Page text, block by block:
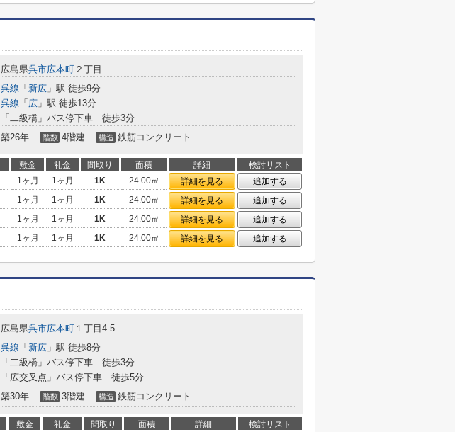
広島県呉市広本町 ２丁目
呉線 「 新広 」駅 徒歩9分
呉線 「 広 」駅 徒歩13分
「二級橋」バス停下車 徒歩3分
築26年 階数 4階建 構造 鉄筋コンクリート
敷金 礼金 間取り 面積 詳細
検討リスト
1ヶ月 1ヶ月 1K 24.00㎡ 詳細を見る
追加する
1ヶ月 1ヶ月 1K 24.00㎡ 詳細を見る
追加する
1ヶ月 1ヶ月 1K 24.00㎡ 詳細を見る
追加する
1ヶ月 1ヶ月 1K 24.00㎡ 詳細を見る 追加する
広島県呉市広本町 １丁目4-5
呉線 「 新広 」駅 徒歩8分
「二級橋」バス停下車 徒歩3分
「広交叉点」バス停下車 徒歩5分
築30年 階数 3階建 構造 鉄筋コンクリート
敷金 礼金 間取り 面積 詳細
検討リスト